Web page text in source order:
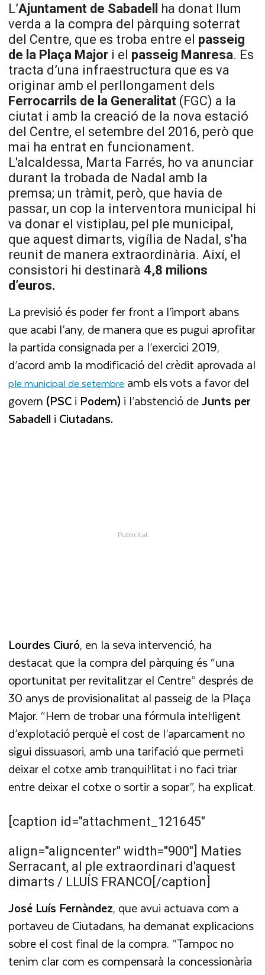
L’Ajuntament de Sabadell
ha donat llum
verda a la compra del pàrquing soterrat
del Centre, que es troba entre el passeig
de la Plaça Major i el passeig Manresa. Es
tracta d’una infraestructura que es va
originar amb el perllongament dels
Ferrocarrils de la Generalitat (FGC) a la
ciutat i amb la creació de la nova estació
del Centre, el setembre del 2016, però que
mai ha entrat en funcionament.
L'alcaldessa, Marta Farrés, ho va anunciar
durant la trobada de Nadal amb la
premsa; un tràmit, però, que havia de
passar, un cop la interventora municipal hi
va donar el vistiplau, pel ple municipal,
que aquest dimarts, vigília de Nadal, s'ha
reunit de manera extraordinària. Així, el
consistori hi destinarà4,8 milions
d’euros.
La previsió és poder fer front a l’import abans
que acabi l’any, de manera que es pugui aprofitar
la partida consignada per a l’exercici 2019,
d’acord amb la modificació del crèdit aprovada al
ple municipal de setembre amb els vots a favor del
govern (PSCi Podem) i l’abstenció deJunts per
Sabadelli Ciutadans.
Lourdes Ciuró, en la seva intervenció, ha
destacat que la compra del pàrquing és “una
oportunitat per revitalitzar el Centre” després de
30 anys de provisionalitat al passeig de la Plaça
Major. “Hem de trobar una fórmula intel·ligent
d’explotació perquè el cost de l’aparcament no
sigui dissuasori, amb una tarifació que permeti
deixar el cotxe amb tranquil·litat i no faci triar
entre deixar el cotxe o sortir a sopar”, ha explicat.
[caption id="attachment_121645"
align="aligncenter" width="900"] Maties
Serracant, al ple extraordinari d'aquest
dimarts / LLUÍS FRANCO[/caption]
José Luís Fernàndez, que avui actuava com a
portaveu de Ciutadans, ha demanat explicacions
sobre el cost final de la compra. “Tampoc no
tenim clar com es compensarà la concessionària